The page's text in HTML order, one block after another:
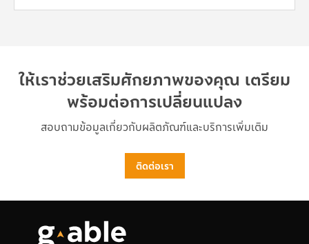
ให้เราช่วยเสริมศักยภาพของคุณ เตรียม
พร้อมต่อการเปลี่ยนแปลง
สอบถามข้อมูลเกี่ยวกับผลิตภัณฑ์และบริการเพิ่มเติม
ติดต่อเรา